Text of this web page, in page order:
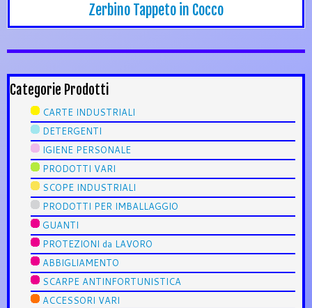
Zerbino Tappeto in Cocco
Categorie Prodotti
CARTE INDUSTRIALI
DETERGENTI
IGIENE PERSONALE
PRODOTTI VARI
SCOPE INDUSTRIALI
PRODOTTI PER IMBALLAGGIO
GUANTI
PROTEZIONI da LAVORO
ABBIGLIAMENTO
SCARPE ANTINFORTUNISTICA
ACCESSORI VARI